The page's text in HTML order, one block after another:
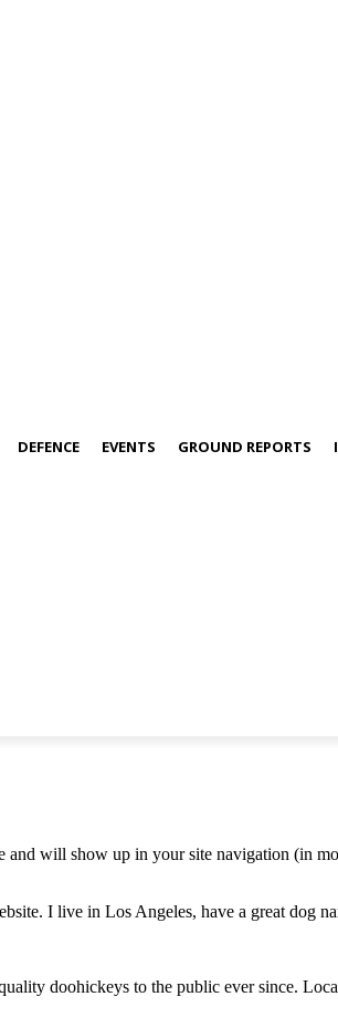
DEFENCE EVENTS GROUND REPORTS
will show up in your site navigation (in
I live in Los Angeles, have a great dog
doohickeys to the public ever since.